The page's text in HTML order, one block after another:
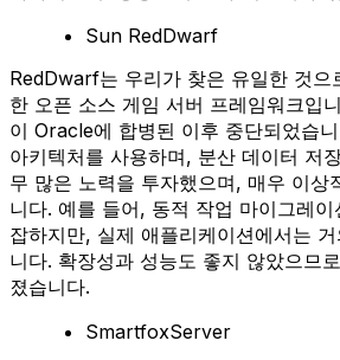
Sun RedDwarf
RedDwarf는 우리가 찾은 유일한 것
한 오픈 소스 게임 서버 프레임워크입
이 Oracle에 합병된 이후 중단되었습
아키텍처를 사용하며, 분산 데이터 저
무 많은 노력을 투자했으며, 매우 이상
니다. 예를 들어, 동적 작업 마이그레
잡하지만, 실제 애플리케이션에서는
니다. 확장성과 성능도 좋지 않았으므
졌습니다.
SmartfoxServer